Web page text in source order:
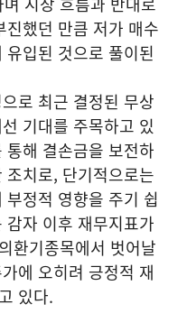
했던 만큼 저가 매수
입된 것으로 풀이된
로 최근 결정된 무상
기대를 주목하고 있
해 결손금을 보전하
치로, 단기적으로는
정적 영향을 주기 쉽
자 이후 재무지표가
환기종목에서 벗어날
에 오히려 긍정적 재
있다.